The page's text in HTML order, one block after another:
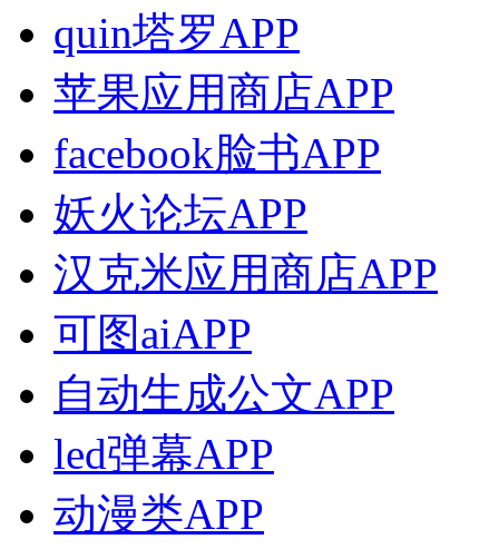
quin塔罗APP
苹果应用商店APP
facebook脸书APP
妖火论坛APP
汉克米应用商店APP
可图aiAPP
自动生成公文APP
led弹幕APP
动漫类APP